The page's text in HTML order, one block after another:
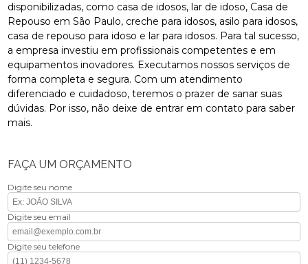
disponibilizadas, como casa de idosos, lar de idoso, Casa de
Repouso em São Paulo, creche para idosos, asilo para idosos,
casa de repouso para idoso e lar para idosos. Para tal sucesso,
a empresa investiu em profissionais competentes e em
equipamentos inovadores. Executamos nossos serviços de
forma completa e segura. Com um atendimento
diferenciado e cuidadoso, teremos o prazer de sanar suas
dúvidas. Por isso, não deixe de entrar em contato para saber
mais.
FAÇA UM ORÇAMENTO
Digite seu nome
Digite seu email
Digite seu telefone